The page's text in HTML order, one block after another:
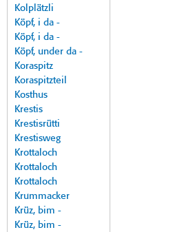
Kolplätzli
Köpf, i da -
Köpf, i da -
Köpf, under da -
Koraspitz
Koraspitzteil
Kosthus
Krestis
Krestisrütti
Krestisweg
Krottaloch
Krottaloch
Krottaloch
Krummacker
Krüz, bim -
Krüz, bim -